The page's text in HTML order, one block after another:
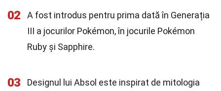
02
A fost introdus pentru prima dată în Generația
III a jocurilor Pokémon, în jocurile Pokémon
Ruby și Sapphire.
03
Designul lui Absol este inspirat de mitologia